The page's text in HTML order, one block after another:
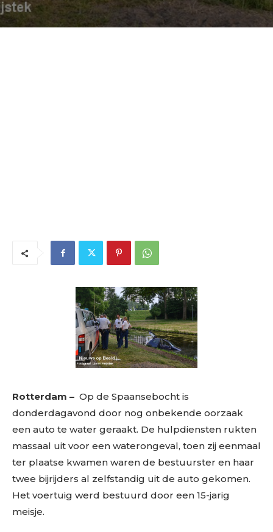
Rotterdam – Op de Spaansebocht is
donderdagavond door nog onbekende oorzaak
een auto te water geraakt. De hulpdiensten rukten
massaal uit voor een waterongeval, toen zij eenmaal
ter plaatse kwamen waren de bestuurster en haar
twee bijrijders al zelfstandig uit de auto gekomen.
Het voertuig werd bestuurd door een 15-jarig
meisje.